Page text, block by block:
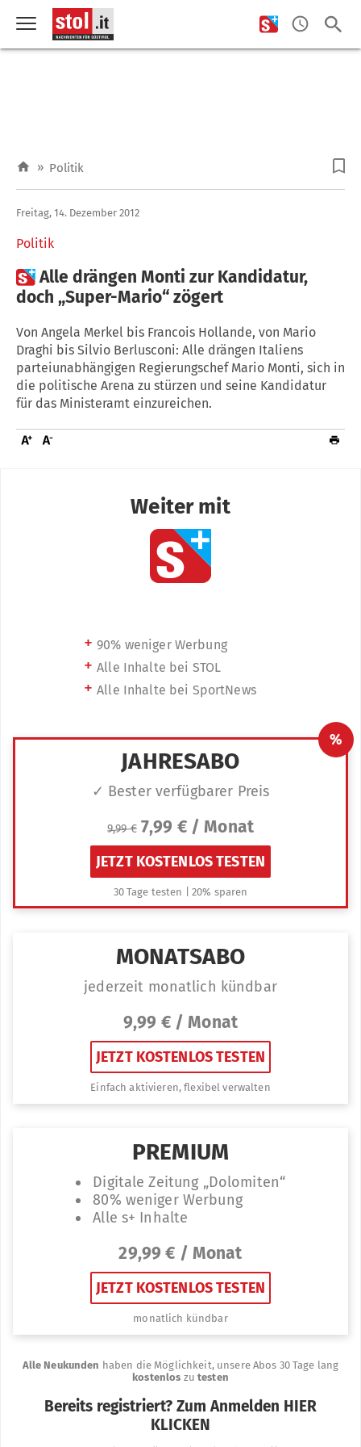
» Politik
Politik
Freitag, 14. Dezember 2012
Alle drängen Monti zur Kandidatur,
doch „Super-Mario“ zögert
Von Angela Merkel bis Francois Hollande, von Mario
Draghi bis Silvio Berlusconi: Alle drängen Italiens
parteiunabhängigen Regierungschef Mario Monti, sich in
die politische Arena zu stürzen und seine Kandidatur
für das Ministeramt einzureichen.